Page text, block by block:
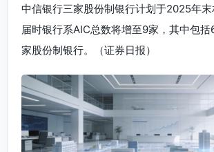
中信银行三家股份制银行计划于2025年末
届时银行系AIC总数将增至9家，其中包
家股份制银行。（证券日报）